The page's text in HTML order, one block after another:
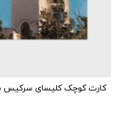
کارت کوچک کلیسای سرکیس